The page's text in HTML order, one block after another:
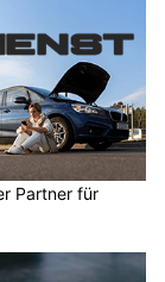
Partner für